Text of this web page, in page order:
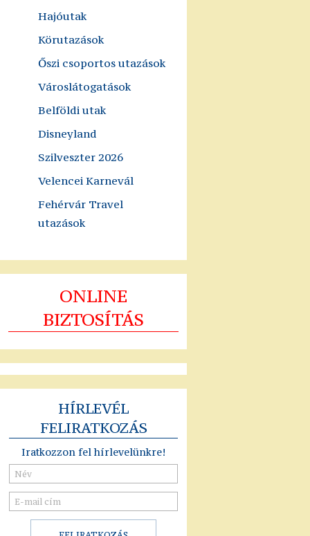
Hajóutak
Körutazások
Őszi csoportos utazások
Városlátogatások
Belföldi utak
Disneyland
Szilveszter 2026
Velencei Karnevál
Fehérvár Travel
utazások
ONLINE
BIZTOSÍTÁS
HÍRLEVÉL
FELIRATKOZÁS
Iratkozzon fel hírlevelünkre!